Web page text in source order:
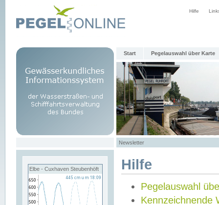
Hilfe
Start Pegelauswahl über Karte
Newsletter
Elbe - Cuxhaven Steubenhöft Hilfe
Pegelauswahl
Kennzeichnende